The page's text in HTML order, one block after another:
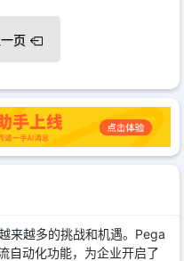
页
来越多的挑战和机遇。Pega
自动化功能，为企业开启了